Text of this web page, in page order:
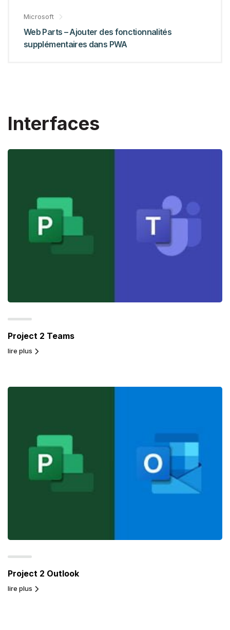
Microsoft
Web Parts – Ajouter des fonctionnalités
supplémentaires dans PWA
Interfaces
Project 2 Teams
lire plus
Project 2 Outlook
lire plus